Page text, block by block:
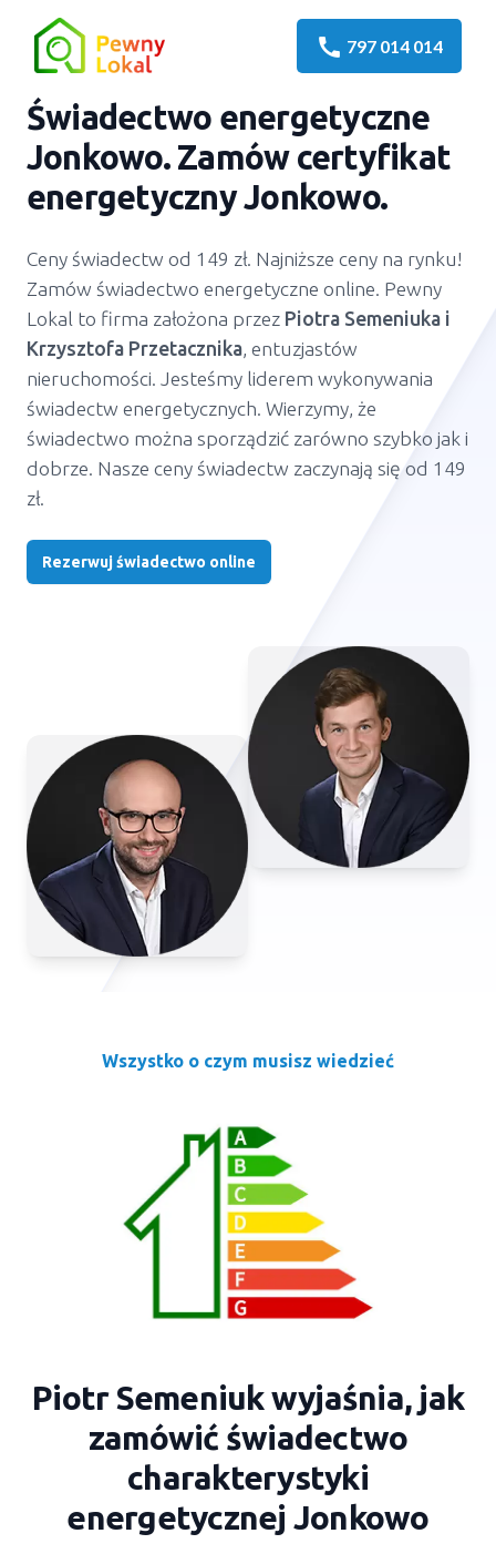
call 797 014 014
Świadectwo energetyczne
Jonkowo. Zamów certyfikat
energetycznyJonkowo.
Ceny świadectw od 149 zł. Najniższe ceny na rynku!
Zamów świadectwo energetyczne online. Pewny
Lokal to firma założona przez Piotra Semeniuka i
Krzysztofa Przetacznika, entuzjastów
nieruchomości. Jesteśmy liderem wykonywania
świadectw energetycznych. Wierzymy, że
świadectwo można sporządzić zarówno szybko jak i
dobrze. Nasze ceny świadectw zaczynają się od 149
zł.
Rezerwuj świadectwo online
Wszystko o czym musisz wiedzieć
Piotr Semeniuk wyjaśnia, jak
zamówić świadectwo
charakterystyki
energetycznej Jonkowo